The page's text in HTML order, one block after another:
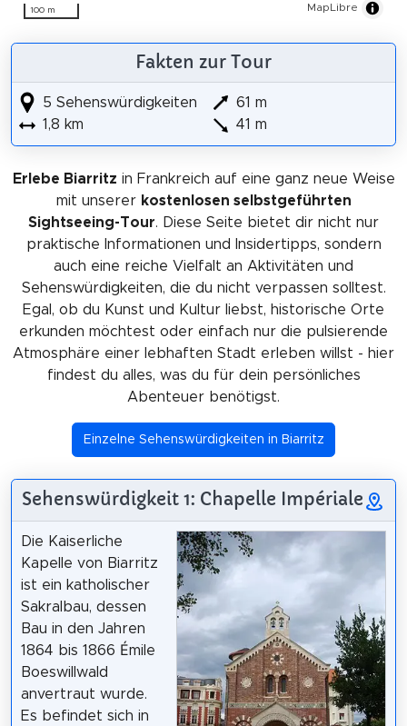
100 m MapLibre
Fakten zur Tour
5 Sehenswürdigkeiten
1,8 km
61 m
41 m
Erlebe Biarritz in Frankreich auf eine ganz neue Weise
mit unserer kostenlosen selbstgeführten
Sightseeing-Tour. Diese Seite bietet dir nicht nur
praktische Informationen und Insidertipps, sondern
auch eine reiche Vielfalt an Aktivitäten und
Sehenswürdigkeiten, die du nicht verpassen solltest.
Egal, ob du Kunst und Kultur liebst, historische Orte
erkunden möchtest oder einfach nur die pulsierende
Atmosphäre einer lebhaften Stadt erleben willst - hier
findest du alles, was du für dein persönliches
Abenteuer benötigst.
Einzelne Sehenswürdigkeiten in Biarritz
Sehenswürdigkeit 1: Chapelle Impériale
Die Kaiserliche
Kapelle von Biarritz
ist ein katholischer
Sakralbau, dessen
Bau in den Jahren
1864 bis 1866 Émile
Boeswillwald
anvertraut wurde.
Es befindet sich in